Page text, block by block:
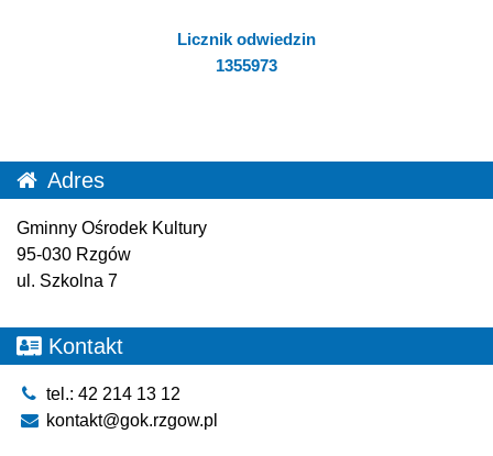
Licznik odwiedzin
1355973
Adres
Gminny Ośrodek Kultury
95-030 Rzgów
ul. Szkolna 7
Kontakt
tel.: 42 214 13 12
kontakt@gok.rzgow.pl